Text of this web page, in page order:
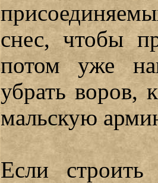
снес, чтобы
потом уже
убрать воров,
мальскую
Если